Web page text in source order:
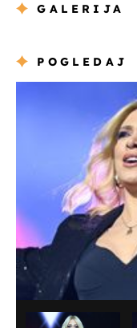
GALERIJA
POGLEDAJ